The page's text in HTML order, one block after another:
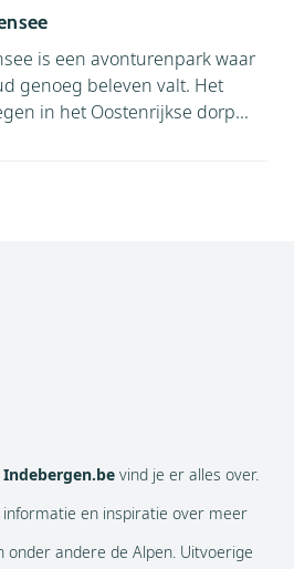
is een avonturenpark waar
genoeg beleven valt. Het
in het Oostenrijkse dorp...
Indebergen.be vind je er alles over.
en inspiratie over meer
andere de Alpen. Uitvoerige